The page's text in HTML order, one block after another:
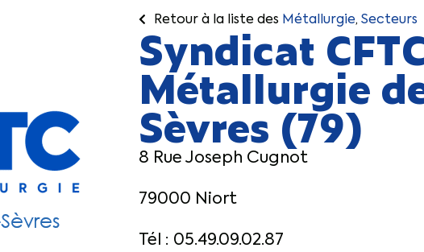
Retour à la liste des Métallurgie, Secteurs
Syndicat
Métallurgie
Sèvres (79)
8 Rue Joseph Cugnot
79000 Niort
Tél : 05.49.09.02.87